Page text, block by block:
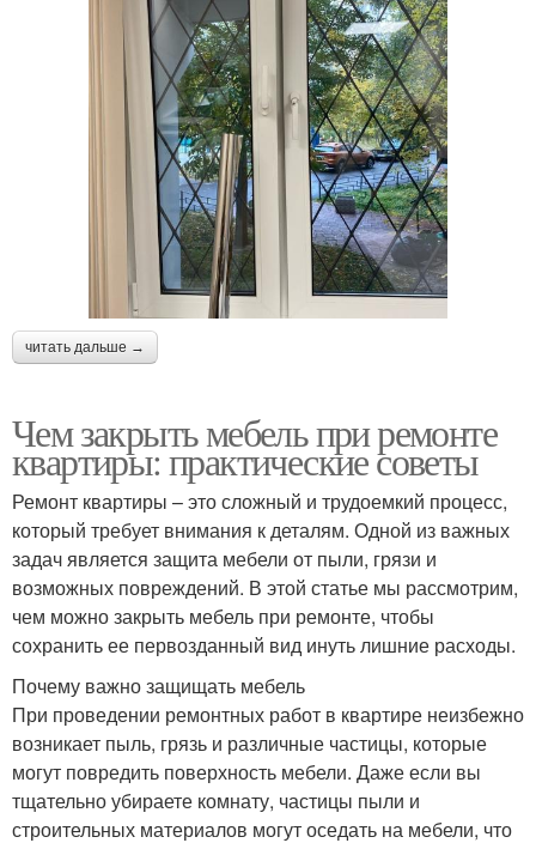
читать дальше →
Чем закрыть мебель при ремонте
квартиры: практические советы
Ремонт квартиры – это сложный и трудоемкий процесс,
который требует внимания к деталям. Одной из важных
задач является защита мебели от пыли, грязи и
возможных повреждений. В этой статье мы рассмотрим,
чем можно закрыть мебель при ремонте, чтобы
сохранить ее первозданный вид инуть лишние расходы.
Почему важно защищать мебель
При проведении ремонтных работ в квартире неизбежно
возникает пыль, грязь и различные частицы, которые
могут повредить поверхность мебели. Даже если вы
тщательно убираете комнату, частицы пыли и
строительных материалов могут оседать на мебели, что